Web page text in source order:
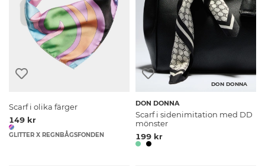
Scarf i olika färger
149 kr
GLITTER X REGNBÅGSFONDEN
DON DONNA
DON DONNA
Scarf i sidenimitation med DD
mönster
199 kr